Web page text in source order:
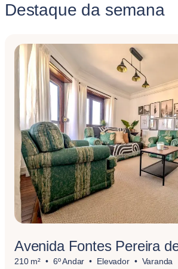
Destaque da semana
Avenida Fontes Pereira
210 m² 6º Andar Elevador Varanda